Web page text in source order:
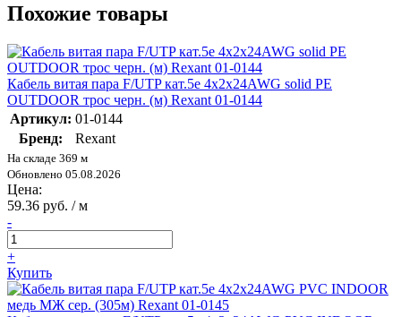
Похожие товары
Кабель витая пара F/UTP кат.5e 4х2х24AWG solid PE
OUTDOOR трос черн. (м) Rexant 01-0144
Артикул: 01-0144
Бренд:
Rexant
На складе 369 м
Обновлено 05.08.2026
Цена:
59.36 руб. / м
-
+
Купить